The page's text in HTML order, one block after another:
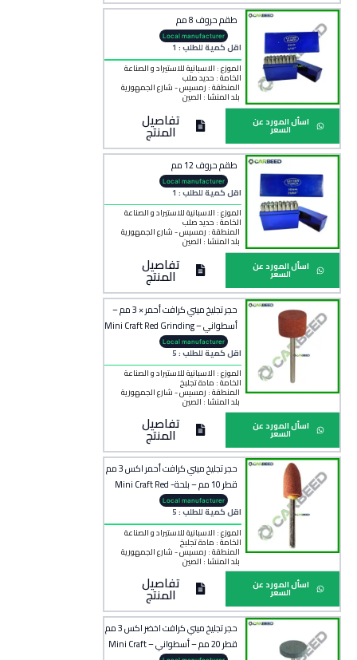
طقم حروف 8 مم
Local manufacturer
اقل كمية للطلب : 1
الموزع : الاسبانية للاستيراد و الصناعة
الخامة : حديد صلب
المنطقة : رمسيس - شارع الجمهورية
بلد المنشأ :الصين
اسأل المورد عن
السعر تفاصيل
المنتج
طقم حروف 12 مم
Local manufacturer
اقل كمية للطلب : 1
الموزع : الاسبانية للاستيراد و الصناعة
الخامة : حديد صلب
المنطقة : رمسيس - شارع الجمهورية
بلد المنشأ : الصين
اسأل المورد عن
السعر تفاصيل
المنتج
حجر تجليخ ميني كرافت أحمر × 3 مم –
أسطواني – Mini Craft Red Grinding
Stone 3mm Shank
Local manufacturer
اقل كمية للطلب : 5
الموزع : الاسبانية للاستيراد و الصناعة
الخامة : مادة تجلبخ
المنطقة : رمسيس - شارع الجمهورية
بلد المنشأ : الصين
اسأل المورد عن
السعر تفاصيل
المنتج
حجر تجليخ ميني كرافت أحمر اكس 3 مم
قطر 10 مم – بلحة- Mini Craft Red
Grinding Stone 3mm Shank Bullet
type
Local manufacturer
اقل كمية للطلب : 5
الموزع : الاسبانية للاستيراد و الصناعة
الخامة : مادة تجلبخ
المنطقة : رمسيس - شارع الجمهورية
بلد المنشأ :الصين
اسأل المورد عن
السعر تفاصيل
المنتج
حجر تجليخ ميني كرافت اخضر اكس 3 مم
قطر 20 مم – أسطواني – Mini Craft